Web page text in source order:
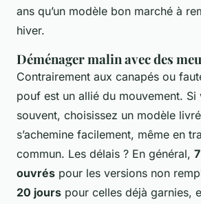
ans qu’un modèle bon marché à
hiver.
Déménager malin avec des
Contrairement aux canapés ou
pouf est un allié du mouvement. Si
souvent, choisissez un modèle
s’achemine facilement, même en
commun. Les délais ? En général,
ouvrés pour les versions non
20 jours pour celles déjà garnies,